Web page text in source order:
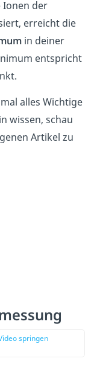
Ionen der
erreicht die
in deiner
entspricht
alles Wichtige
wissen, schau
Artikel zu
springen